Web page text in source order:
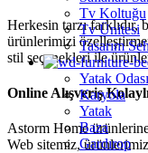
Herkesin tarzı
ürünlerimizi
stil seçenekleri ile
Online Alışveriş
Astorm Home
Web sitemiz,
Tv Koltuğu
Tv Ünitesi
Tasarım
Yatak
Karyola
Yatak
Baza
Gardırop